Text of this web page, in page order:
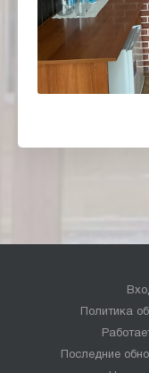
Политика
Последние